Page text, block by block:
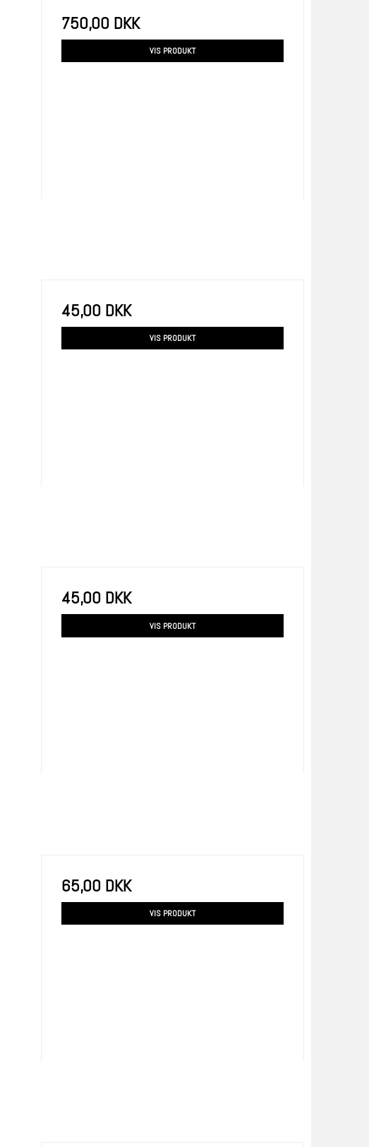
750,00 DKK
VIS PRODUKT
45,00 DKK
VIS PRODUKT
45,00 DKK
VIS PRODUKT
65,00 DKK
VIS PRODUKT